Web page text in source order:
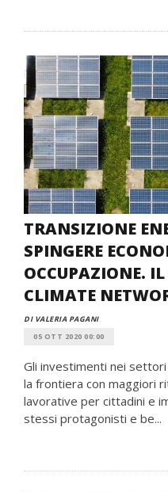
TRANSIZIONE
SPINGERE
OCCUPAZIONE.
CLIMATE
DI VALERIA PAGANI
05 OTT 2020 00:00
Gli investimenti nei
la frontiera con maggiori
lavorative per cittadini e
stessi protagonisti e be...